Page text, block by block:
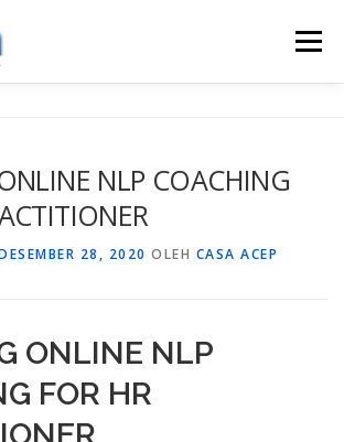
Menu
SERTIFIKASI
NLP COACHING
28, 2020 OLEH CASA ACEP
ONLINE NLP
FOR HR